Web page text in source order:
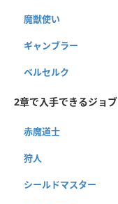
魔獣使い
ギャンブラー
ベルセルク
2章で入手できるジョブ
赤魔道士
狩人
シールドマスター